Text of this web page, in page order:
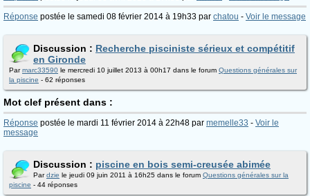
Réponse postée le samedi 08 février 2014 à 19h33 par chatou - Voir le message
Discussion : Recherche pisciniste sérieux et compétitif
en Gironde
Parmarc33590 le mercredi 10 juillet 2013 à 00h17 dans le forum Questions générales sur
la piscine - 62 réponses
Mot clef présent dans :
Réponse postée le mardi 11 février 2014 à 22h48 par memelle33 - Voir le
message
Discussion : piscine en bois semi-creusée abimée
Pardzie le jeudi 09 juin 2011 à 16h25 dans le forum Questions générales sur la
piscine - 44 réponses